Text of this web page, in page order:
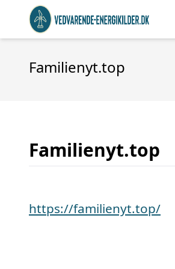
Familienyt.top
Familienyt.top
https://familienyt.top/